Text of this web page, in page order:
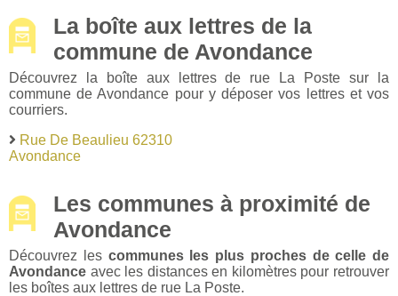
La boîte aux lettres de la
commune de Avondance
Découvrez la boîte aux lettres de rue La Poste sur la
commune de Avondance pour y déposer vos lettres et vos
courriers.
Rue De Beaulieu 62310
Avondance
Les communes à proximité de
Avondance
Découvrez les communes les plus proches de celle de
Avondance avec les distances en kilomètres pour retrouver
les boîtes aux lettres de rue La Poste.